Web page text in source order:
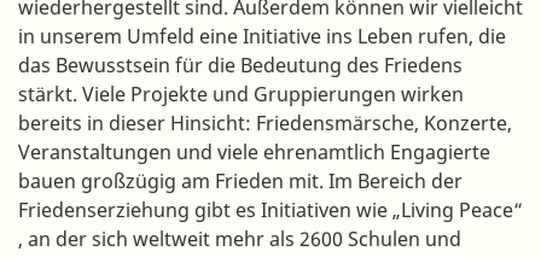
wiederhergestellt sind. Außerdem können wir vielleicht
in unserem Umfeld eine Initiative ins Leben rufen, die
das Bewusstsein für die Bedeutung des Friedens
stärkt. Viele Projekte und Gruppierungen wirken
bereits in dieser Hinsicht: Friedensmärsche, Konzerte,
Veranstaltungen und viele ehrenamtlich Engagierte
bauen großzügig am Frieden mit. Im Bereich der
Friedenserziehung gibt es Initiativen wie „Living Peace“
, an der sich weltweit mehr als 2600 Schulen und